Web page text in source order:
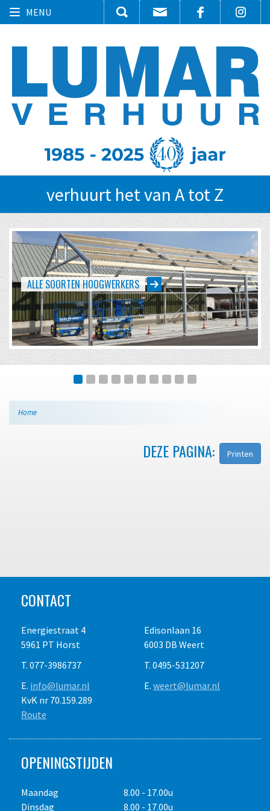
Toggle
MENU
verhuurt het van A tot Z
ALLE SOORTEN HOOGWERKERS
Home
DEZE PAGINA: Printen
CONTACT
Energiestraat 4
5961 PT Horst
T. 077-3986737
E. info@lumar.nl
Edisonlaan 16
6003 DB Weert
T. 0495-531207
E. weert@lumar.nl
KvK nr 70.159.289
Route
OPENINGSTIJDEN
Maandag
Dinsdag
8.00 - 17.00u
8.00 - 17.00u